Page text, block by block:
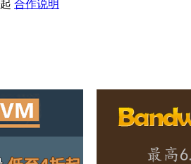
合作说明